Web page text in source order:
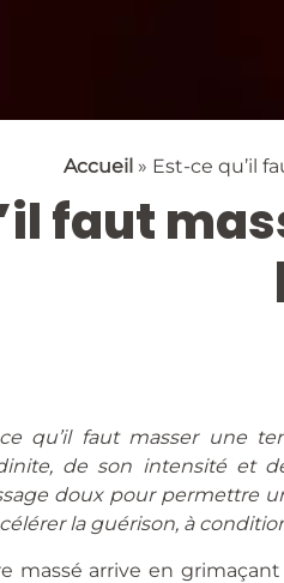
Accueil » Est-ce qu’il
faut
ce qu’il faut masser une
de son intensité et
doux pour permettre
la guérison, à
massé arrive en